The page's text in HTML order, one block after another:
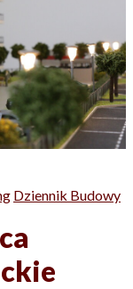
Dziennik Budowy